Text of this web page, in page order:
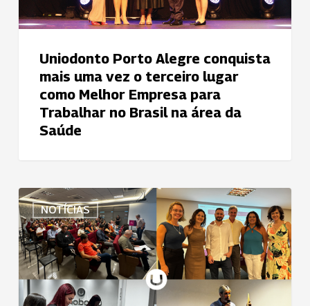
lugar
Melhor
Empresa
Trabalhar
da
Saúde
Uniodonto Porto Alegre conquista
mais uma vez o terceiro lugar
como Melhor Empresa para
Trabalhar no Brasil na área da
Saúde
NOTÍCIAS
Uniodonto
de
São
José
dos
Campos